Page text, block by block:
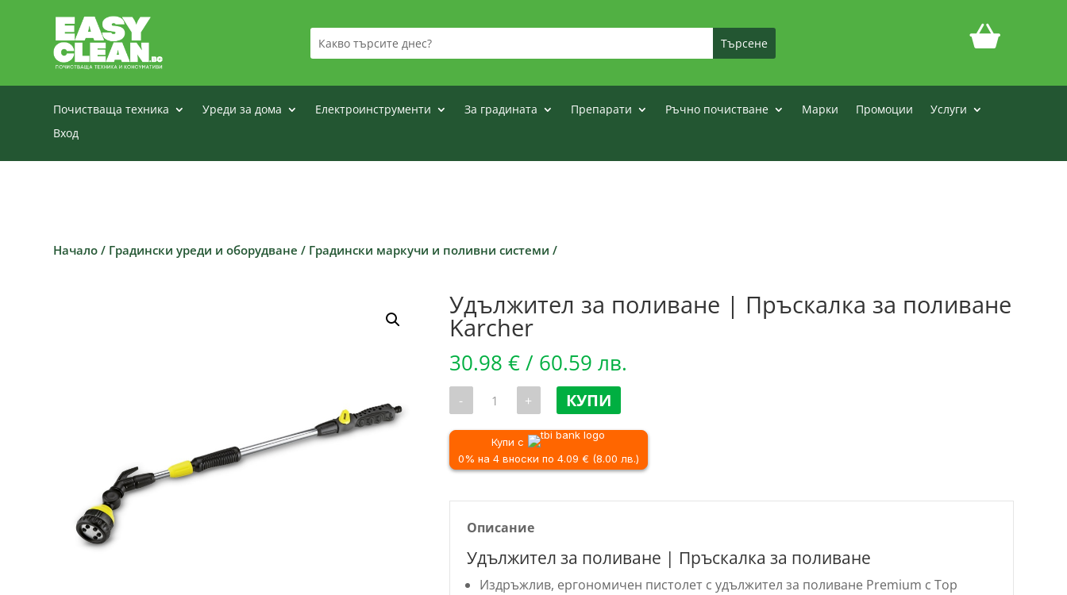
Почистваща техника Уреди за дома Електроинструменти За градината Препарати Ръчно почистване Марки Промоции
Услуги
Вход
Начало / Градински уреди и оборудване / Градински маркучи и поливни системи /
Удължител за поливане | Пръскалка за поливане
Karcher
30.98 €/ 60.59 лв.
- количество
Удължител
за
поливане
|
Пръскалка
Karcher
+ КУПИ
Купи с
0% на 4 вноски по 4.09 € (8.00 лв.)
Описание
Удължител за поливане | Пръскалка за поливане
Издръжлив, ергономичен пистолет с удължител за поливане Premium с Top